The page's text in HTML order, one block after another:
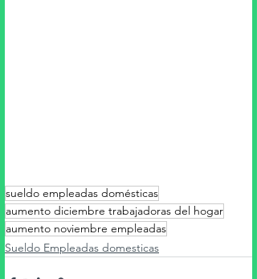
sueldo empleadas domésticas
aumento diciembre trabajadoras del hogar
aumento noviembre empleadas
Sueldo Empleadas domesticas